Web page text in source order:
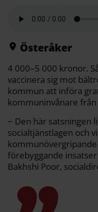
b t
Österåker
4 000–5 000 kronor.
vaccinera sig mot
kommun att införa
kommuninvånare från
− Den här satsningen
socialtjänstlagen och
förebyggande
Bakhshi Poor,